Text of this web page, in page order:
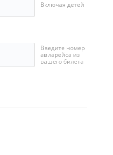
Включая детей
Введите номер
авиарейса из
вашего билета